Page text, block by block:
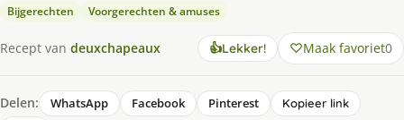
Bijgerechten Voorgerechten & amuses
Recept van deuxchapeaux 👍Lekker! Maak favoriet0
Delen: WhatsApp Facebook Pinterest
Kopieer link